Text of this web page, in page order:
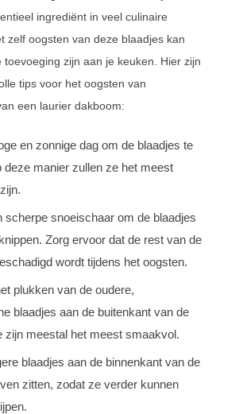
ingrediënt in veel culinaire
zelf oogsten van deze blaadjes kan
toevoeging zijn aan je keuken. Hier zijn
tips voor het oogsten van
een laurier dakboom:
en zonnige dag om de blaadjes te
deze manier zullen ze het meest
scherpe snoeischaar om de blaadjes
Zorg ervoor dat de rest van de
wordt tijdens het oogsten.
plukken van de oudere,
blaadjes aan de buitenkant van de
zijn meestal het meest smaakvol.
blaadjes aan de binnenkant van de
zitten, zodat ze verder kunnen